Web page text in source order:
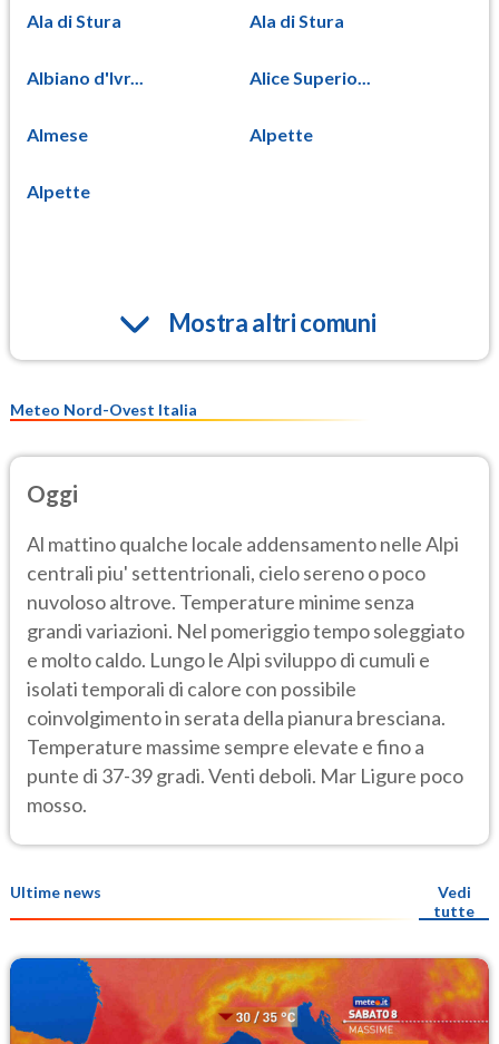
Ala di Stura Ala di Stura
Albiano d'Ivr... Alice Superio...
Almese Alpette
Alpette
Mostra altri comuni
Meteo Nord-Ovest Italia
Oggi
Al mattino qualche locale addensamento nelle Alpi
centrali piu' settentrionali, cielo sereno o poco
nuvoloso altrove. Temperature minime senza
grandi variazioni. Nel pomeriggio tempo soleggiato
e molto caldo. Lungo le Alpi sviluppo di cumuli e
isolati temporali di calore con possibile
coinvolgimento in serata della pianura bresciana.
Temperature massime sempre elevate e fino a
punte di 37-39 gradi. Venti deboli. Mar Ligure poco
mosso.
Ultime news
Vedi
tutte